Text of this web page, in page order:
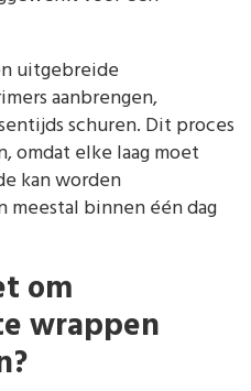
uitgebreide
aanbrengen,
schuren. Dit proces
omdat elke laag moet
kan worden
meestal binnen één dag
om
wrappen